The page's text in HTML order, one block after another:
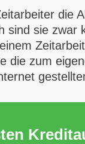
die
sind sie
die zum